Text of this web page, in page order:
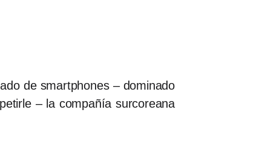
de smartphones – dominado
– la compañía surcoreana